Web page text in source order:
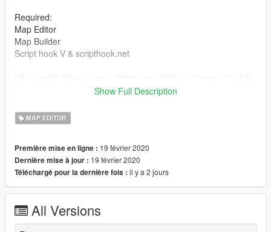
Required:
Map Editor
Map Builder
Script hook V & scripthook.net
through ground...I have no fix, if you have any suggestions I
Show Full Description
MAP EDITOR
Première mise en ligne : 19 février 2020
Dernière mise à jour : 19 février 2020
Téléchargé pour la dernière fois : il y a 2 jours
All Versions